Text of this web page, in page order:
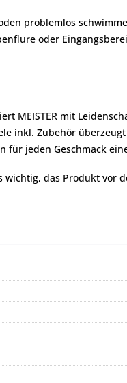
problemlos
oder
MEISTER mit
inkl. Zubehör
für jeden Geschmack
wichtig, das Produkt